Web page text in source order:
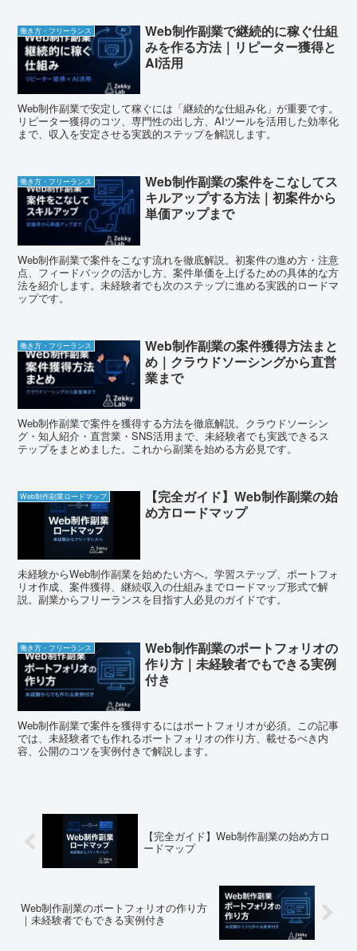
働き方・フリーランス
Web制作副業で継続的に稼ぐ仕組
みを作る方法｜リピーター獲得と
AI活用
Web制作副業で安定して稼ぐには「継続的な仕組み化」が重要です。
リピーター獲得のコツ、専門性の出し方、AIツールを活用した効率化
まで、収入を安定させる実践的ステップを解説します。
働き方・フリーランス
Web制作副業の案件をこなしてス
キルアップする方法｜初案件から
単価アップまで
Web制作副業で案件をこなす流れを徹底解説。初案件の進め方・注意
点、フィードバックの活かし方、案件単価を上げるための具体的な方
法を紹介します。未経験者でも次のステップに進める実践的ロードマ
ップです。
働き方・フリーランス
Web制作副業の案件獲得方法まと
め｜クラウドソーシングから直営
業まで
Web制作副業で案件を獲得する方法を徹底解説。クラウドソーシン
グ・知人紹介・直営業・SNS活用まで、未経験者でも実践できるス
テップをまとめました。これから副業を始める方必見です。
Web制作副業ロードマップ
【完全ガイド】Web制作副業の始
め方ロードマップ
未経験からWeb制作副業を始めたい方へ。学習ステップ、ポートフォ
リオ作成、案件獲得、継続収入の仕組みまでロードマップ形式で解
説。副業からフリーランスを目指す人必見のガイドです。
働き方・フリーランス
Web制作副業のポートフォリオの
作り方｜未経験者でもできる実例
付き
Web制作副業で案件を獲得するにはポートフォリオが必須。この記事
では、未経験者でも作れるポートフォリオの作り方、載せるべき内
容、公開のコツを実例付きで解説します。
【完全ガイド】Web制作副業の始め方ロ
ードマップ
Web制作副業のポートフォリオの作り方
｜未経験者でもできる実例付き